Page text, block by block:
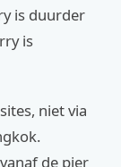
is duurder
is
niet via
de pier